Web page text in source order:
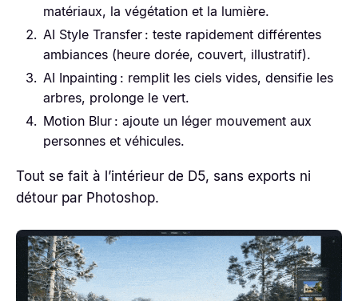
matériaux, la végétation et la lumière.
AI Style Transfer : teste rapidement différentes
ambiances (heure dorée, couvert, illustratif).
AI Inpainting : remplit les ciels vides, densifie les
arbres, prolonge le vert.
Motion Blur : ajoute un léger mouvement aux
personnes et véhicules.
Tout se fait à l’intérieur de D5, sans exports ni
détour par Photoshop.